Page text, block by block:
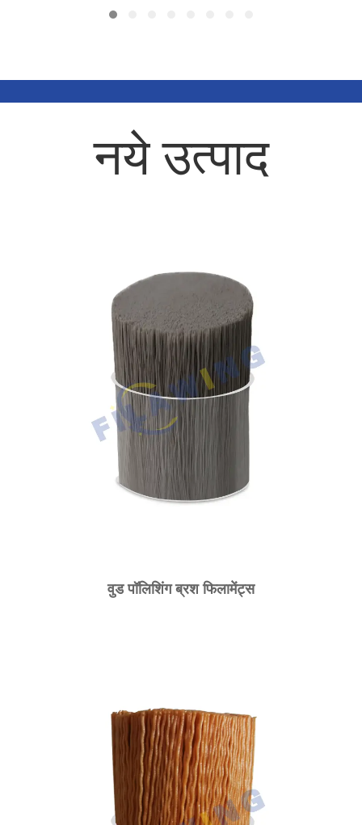
नये उत्पाद
वुड पॉलिशिंग ब्रश फिलामेंट्स